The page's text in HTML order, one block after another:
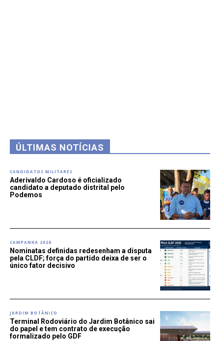
ÚLTIMAS NOTÍCIAS
CANDIDATOS MILITARES
Aderivaldo Cardoso é oficializado
candidato a deputado distrital pelo
Podemos
CAMPANHA 2026
Nominatas definidas redesenham a disputa
pela CLDF; força do partido deixa de ser o
único fator decisivo
JARDIM BOTÂNICO
Terminal Rodoviário do Jardim Botânico sai
do papel e tem contrato de execução
formalizado pelo GDF